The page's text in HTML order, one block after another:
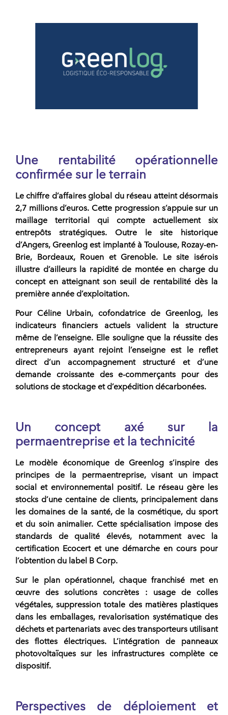
Une rentabilité opérationnelle
confirmée sur le terrain
Le chiffre d’affairesglobal du réseau atteint désormais
2,7 millions d’euros. Cette progression s’appuie sur un
maillage territorial qui compte actuellement six
entrepôts stratégiques. Outre le site historique
d’Angers, Greenlog est implanté à Toulouse, Rozay-en-
Brie, Bordeaux, Rouen et Grenoble. Le site isérois
illustre d’ailleurs la rapidité de montée en charge du
concept en atteignant son seuil de rentabilité dès la
première année d’exploitation.
Pour Céline Urbain, cofondatrice de Greenlog, les
indicateurs financiers actuels valident la structure
même de l’enseigne. Elle souligne que la réussite des
entrepreneurs ayant rejoint l’enseigne est le reflet
direct d’un accompagnement structuré et d’une
demande croissante des e-commerçants pour des
solutions de stockage et d’expédition décarbonées.
Un concept axé sur la
permaentreprise et la technicité
Le modèle économiquede Greenlog s’inspire des
principes de la permaentreprise, visant un impact
social et environnemental positif. Le réseaugère les
stocks d’une centaine de clients, principalement dans
les domaines de la santé, de la cosmétique, du sport
et du soin animalier. Cette spécialisation impose des
standards de qualité élevés, notamment avec la
certification Ecocert et une démarche en cours pour
l’obtention du label B Corp.
Sur le plan opérationnel, chaquefranchisé met en
œuvre des solutions concrètes : usage de colles
végétales, suppression totale des matières plastiques
dans les emballages, revalorisation systématique des
déchets et partenariats avec des transporteurs utilisant
des flottes électriques. L’intégration de panneaux
photovoltaïques sur les infrastructures complète ce
dispositif.
Perspectives de déploiement et